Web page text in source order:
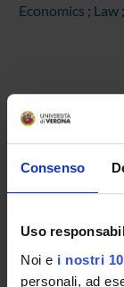
Consenso
Uso
Noi e i nostri
personali, ad
Economics ; Law ;
MEMBERS
Matteo
leonardo